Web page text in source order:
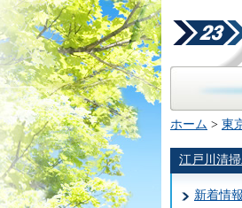
ホーム
ホーム > 東
江戸川清
新着情報